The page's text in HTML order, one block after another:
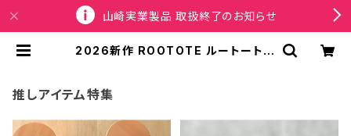
山崎実業製品 取扱終了のお知らせ
2026新作 ROOTOTE ルートート V
パー.ボトル.ピーナッツ-1B 簡易保冷
機能付き ペットボトルカバー チョン
推しアイテム特集